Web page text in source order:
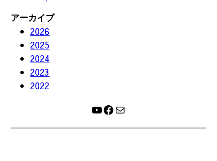
アーカイブ
2026
2025
2024
2023
2022
YouTube
Facebook
メール